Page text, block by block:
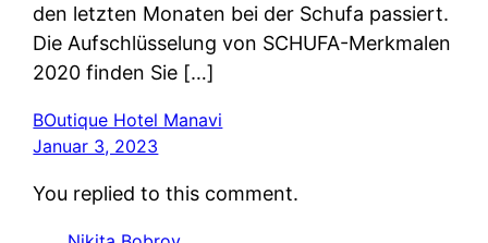
den letzten Monaten bei der Schufa passiert.
Die Aufschlüsselung von SCHUFA-Merkmalen
2020 finden Sie […]
BOutique Hotel Manavi
Januar 3, 2023
You replied to this comment.